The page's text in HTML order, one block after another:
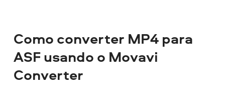
Como converter MP4 para
ASF usando o Movavi
Converter